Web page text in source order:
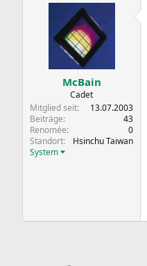
McBain
Cadet
Mitglied seit
13.07.2003
Beiträge
43
Renomée
0
Standort
Hsinchu Taiwan
System